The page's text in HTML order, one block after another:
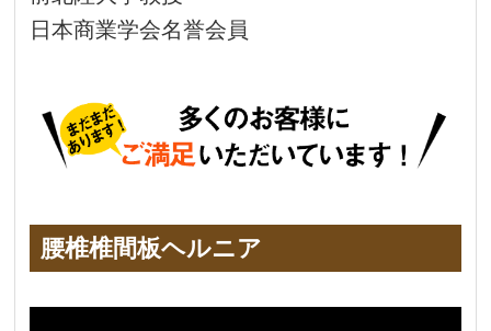
日本商業学会名誉会員
腰椎椎間板ヘルニア